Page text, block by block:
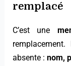
remplacé
C’est une
absente :nom,